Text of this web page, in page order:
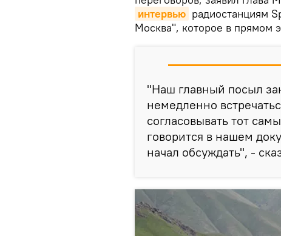
интервью радиостанциям
Москва", которое в прямом
"Наш главный посыл
немедленно
согласовывать тот
говорится в нашем
начал обсуждать", -